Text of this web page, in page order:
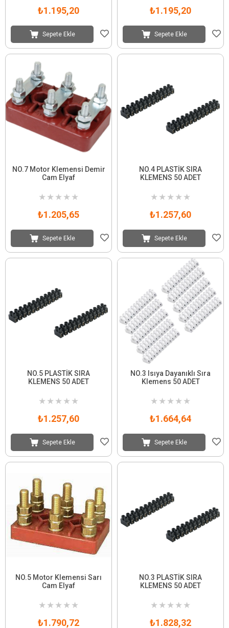
₺1.195,20
Sepete Ekle
₺1.195,20
Sepete Ekle
NO.7 Motor Klemensi Demir
Cam Elyaf
★ ★ ★ ★ ★
₺1.205,65
Sepete Ekle
NO.4 PLASTİK SIRA
KLEMENS 50 ADET
★ ★ ★ ★ ★
₺1.257,60
Sepete Ekle
NO.5 PLASTİK SIRA
KLEMENS 50 ADET
★ ★ ★ ★ ★
₺1.257,60
Sepete Ekle
NO.3 Isıya Dayanıklı Sıra
Klemens 50 ADET
★ ★ ★ ★ ★
₺1.664,64
Sepete Ekle
NO.5 Motor Klemensi Sarı
Cam Elyaf
★ ★ ★ ★ ★
₺1.790,72
NO.3 PLASTİK SIRA
KLEMENS 50 ADET
★ ★ ★ ★ ★
₺1.828,32